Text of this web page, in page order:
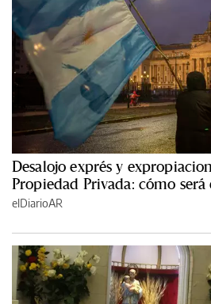
Desalojo exprés y
Propiedad Privada: cómo
elDiarioAR